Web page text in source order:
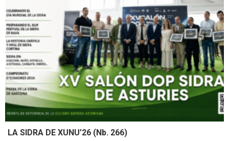
LA SIDRA DE XUNU’26 (Nb. 266)